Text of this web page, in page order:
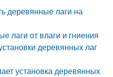
деревянные лаги на
лаги от влаги и гниения
деревянных лаг
установка деревянных